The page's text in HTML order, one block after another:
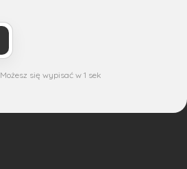
Możesz się wypisać w 1 sek